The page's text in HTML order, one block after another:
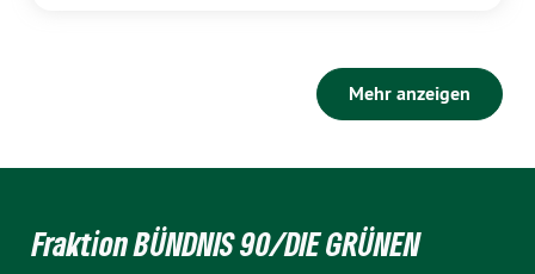
Mehr anzeigen
Fraktion BÜNDNIS 90/DIE GRÜNEN